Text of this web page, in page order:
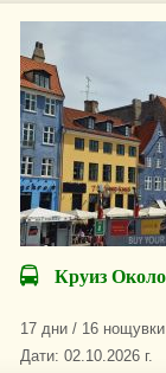
Круиз
17 дни / 16 нощувки
Дати: 02.10.2026 г.